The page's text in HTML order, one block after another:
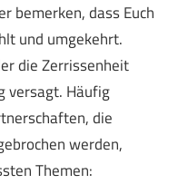
bemerken, dass Euch
und umgekehrt.
die Zerrissenheit
versagt. Häufig
die
werden,
Themen: